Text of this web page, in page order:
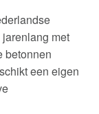
met
betonnen
een eigen